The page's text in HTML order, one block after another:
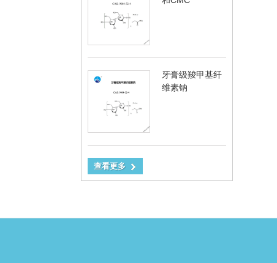
牙膏级羧甲基纤
维素钠
查看更多